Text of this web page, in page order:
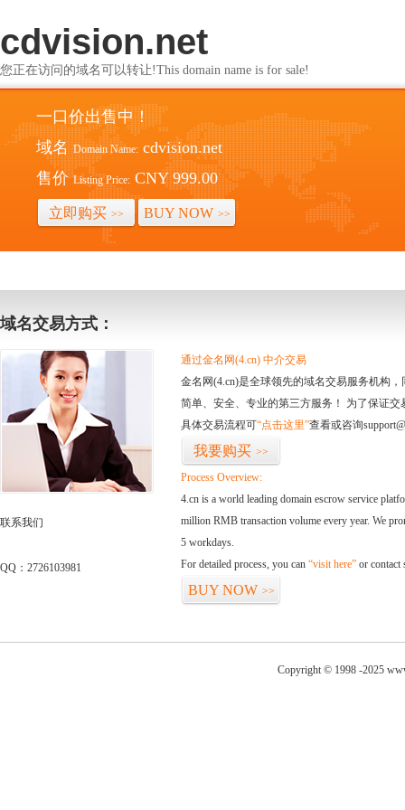
cdvision.net
您正在访问的域名可以转让!This domain name is for sale!
一口价出售中！
域名 Domain Name: cdvision.net
售价 Listing Price: CNY 999.00
立即购买 >> BUY NOW >>
域名交易方式：
联系我们
QQ：2726103981
通过金名网(4.cn) 中介交易
金名网(4.cn)是全球领先的域名交易服务机构
简单、安全、专业的第三方服务！ 为了保证
具体交易流程可“点击这里”查看或咨询
我要购买 >>
Process Overview:
4.cn is a world leading domain escrow service
million RMB transaction volume every year. We
5 workdays.
For detailed process, you can “visit here” or contact
BUY NOW >>
Copyright © 1998 -2025